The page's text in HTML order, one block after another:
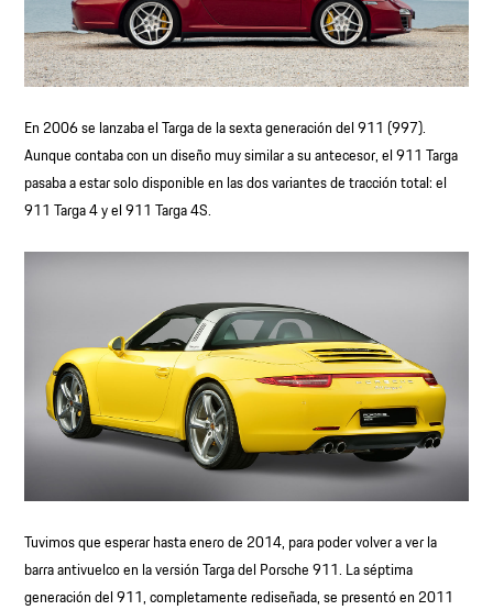
En 2006 se lanzaba el Targa de la sexta generación del 911 (997).
Aunque contaba con un diseño muy similar a su antecesor, el 911 Targa
pasaba a estar solo disponible en las dos variantes de tracción total: el
911 Targa 4 y el 911 Targa 4S.
Tuvimos que esperar hasta enero de 2014, para poder volver a ver la
barra antivuelco en la versión Targa del Porsche 911. La séptima
generación del 911, completamente rediseñada, se presentó en 2011